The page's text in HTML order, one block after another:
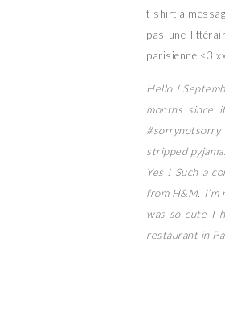
t-shirt à
pas une
parisienne <3
Hello !
months since
stripped
Yes ! Such a
from H&M.
was so cute I
restaurant in